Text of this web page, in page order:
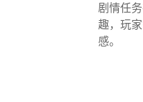
剧情任
趣，玩
感。